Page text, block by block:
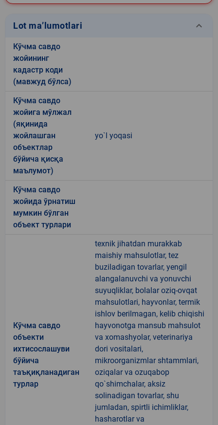
Lot ma’lumotlari keyboard_arrow_down
Кўчма савдо
жойининг
кадастр коди
(мавжуд бўлса)
Кўчма савдо
жойига мўлжал
(яқинида
жойлашган
объектлар
бўйича қисқа
маълумот)
yo`l yoqasi
Кўчма савдо
жойида ўрнатиш
мумкин бўлган
объект турлари
Кўчма савдо
объекти
ихтисослашуви
бўйича
таъқиқланадиган
турлар
texnik jihatdan murakkab
maishiy mahsulotlar, tez
buziladigan tovarlar, yengil
alangalanuvchi va yonuvchi
suyuqliklar, bolalar oziq-ovqat
mahsulotlari, hayvonlar, termik
ishlov berilmagan, kelib chiqishi
hayvonotga mansub mahsulot
va xomashyolar, veterinariya
dori vositalari,
mikroorganizmlar shtammlari,
oziqalar va ozuqabop
qo`shimchalar, aksiz
solinadigan tovarlar, shu
jumladan, spirtli ichimliklar,
hasharotlar va